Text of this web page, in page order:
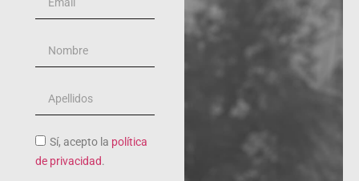
Sí, acepto la política
de privacidad.